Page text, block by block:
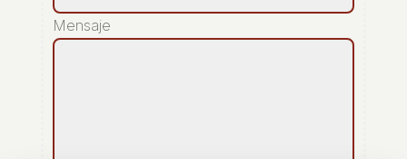
Mensaje